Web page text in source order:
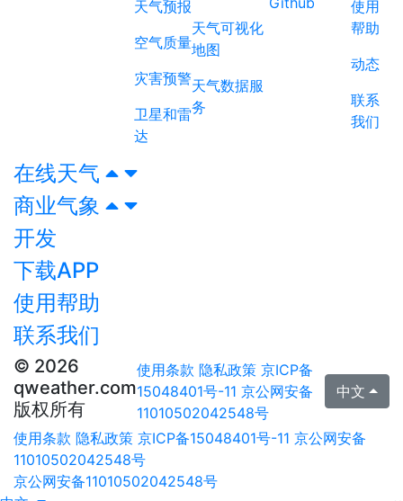
天气预报
空气质量
灾害预警
卫星和雷
达
天气可视化
地图
天气数据服
务
使用
帮助
动态
联系
我们
在线天气
商业气象
开发
下载APP
使用帮助
联系我们
© 2026
qweather.com
版权所有
使用条款 隐私政策 京ICP备
15048401号-11 京公网安备
11010502042548号
中文
使用条款 隐私政策 京ICP备15048401号-11 京公网安备
11010502042548号
京公网安备11010502042548号